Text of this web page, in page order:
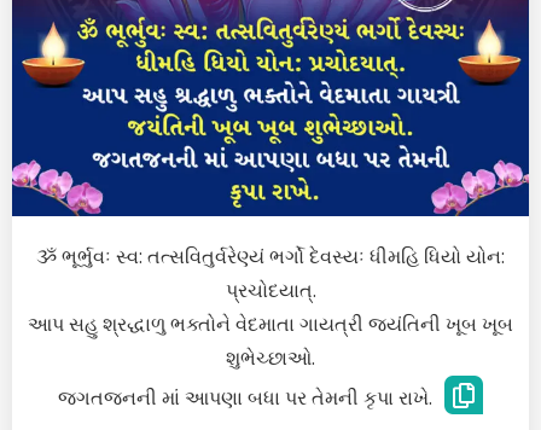
ૐ ભૂર્ભુવઃ સ્વ: તત્સવિતુર્વરેણ્યં ભર્ગો દેવસ્યઃ ધીમહિ ધિયો યોન:
પ્રચોદયાત્.
આપ સહુ શ્રદ્ધાળુ ભક્તોને વેદમાતા ગાયત્રી જયંતિની ખૂબ ખૂબ
શુભેચ્છાઓ.
જગતજનની માં આપણા બધા પર તેમની કૃપા રાખે.